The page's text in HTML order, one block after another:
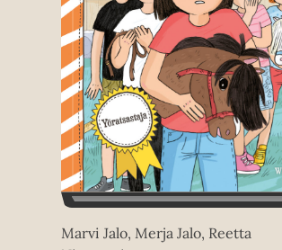
Marvi Jalo, Merja Jalo, Reetta